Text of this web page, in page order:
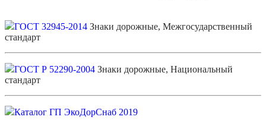
ГОСТ 32945-2014 Знаки дорожные, Межгосударственный
стандарт
ГОСТ Р 52290-2004 Знаки дорожные, Национальный
стандарт
Каталог ГП ЭкоДорСнаб 2019